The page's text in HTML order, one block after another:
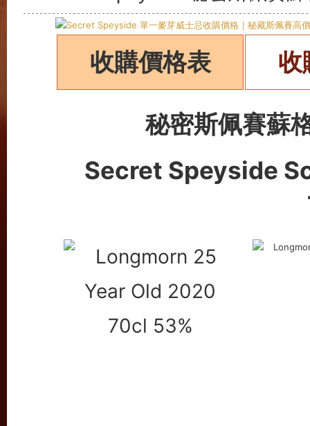
收購價格表 收
秘密斯佩賽蘇
Secret Speyside